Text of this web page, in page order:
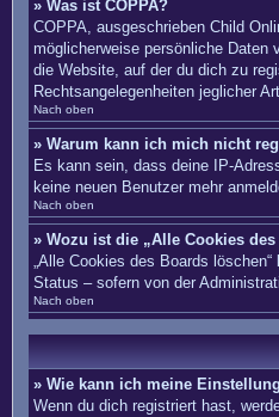
» Was ist COPPA?
COPPA, ausgeschrieben Child
möglicherweise persönliche Daten
die Website, auf der du dich zu
Rechtsangelegenheiten jeglicher
Nach oben
» Warum kann ich mich nicht
Es kann sein, dass deine IP-
keine neuen Benutzer mehr
Nach oben
» Wozu ist die „Alle Cookies
„Alle Cookies des Boards
Status – sofern von der
Nach oben
» Wie kann ich meine
Wenn du dich registriert hast,